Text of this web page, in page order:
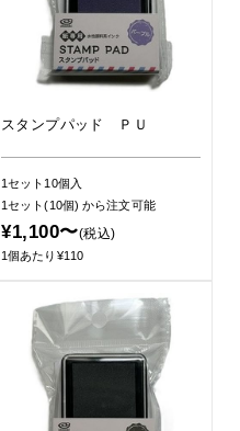
スタンプパッド ＰＵ
1セット10個入
1セット(10個)から注文可能
¥1,100〜(税込)
1個あたり¥110